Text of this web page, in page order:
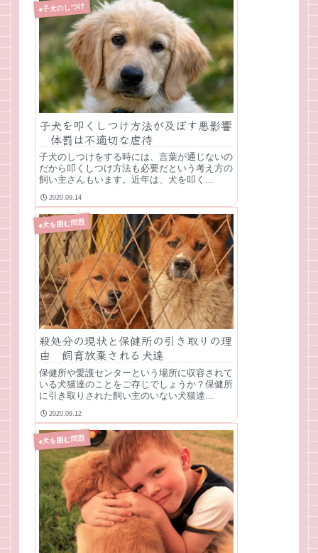
♦子犬のしつけ
子犬を叩くしつけ方法が及ぼす悪影響
体罰は不適切な虐待
子犬のしつけをする時には、言葉が通じないの
だから叩くしつけ方法も必要だという考え方の
飼い主さんもいます。近年は、犬を叩く...
2020.09.14
♦犬を囲む問題
殺処分の現状と保健所の引き取りの理
由 飼育放棄される犬達
保健所や愛護センターという場所に収容されて
いる犬猫達のことをご存じでしょうか？保健所
に引き取りされた飼い主のいない犬猫達...
2020.09.12
♦犬を囲む問題